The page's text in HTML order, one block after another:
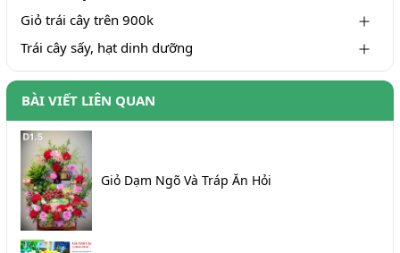
Giỏ trái cây trên 900k
Trái cây sấy, hạt dinh dưỡng
BÀI VIẾT LIÊN QUAN
Giỏ Dạm Ngõ Và Tráp Ăn Hỏi